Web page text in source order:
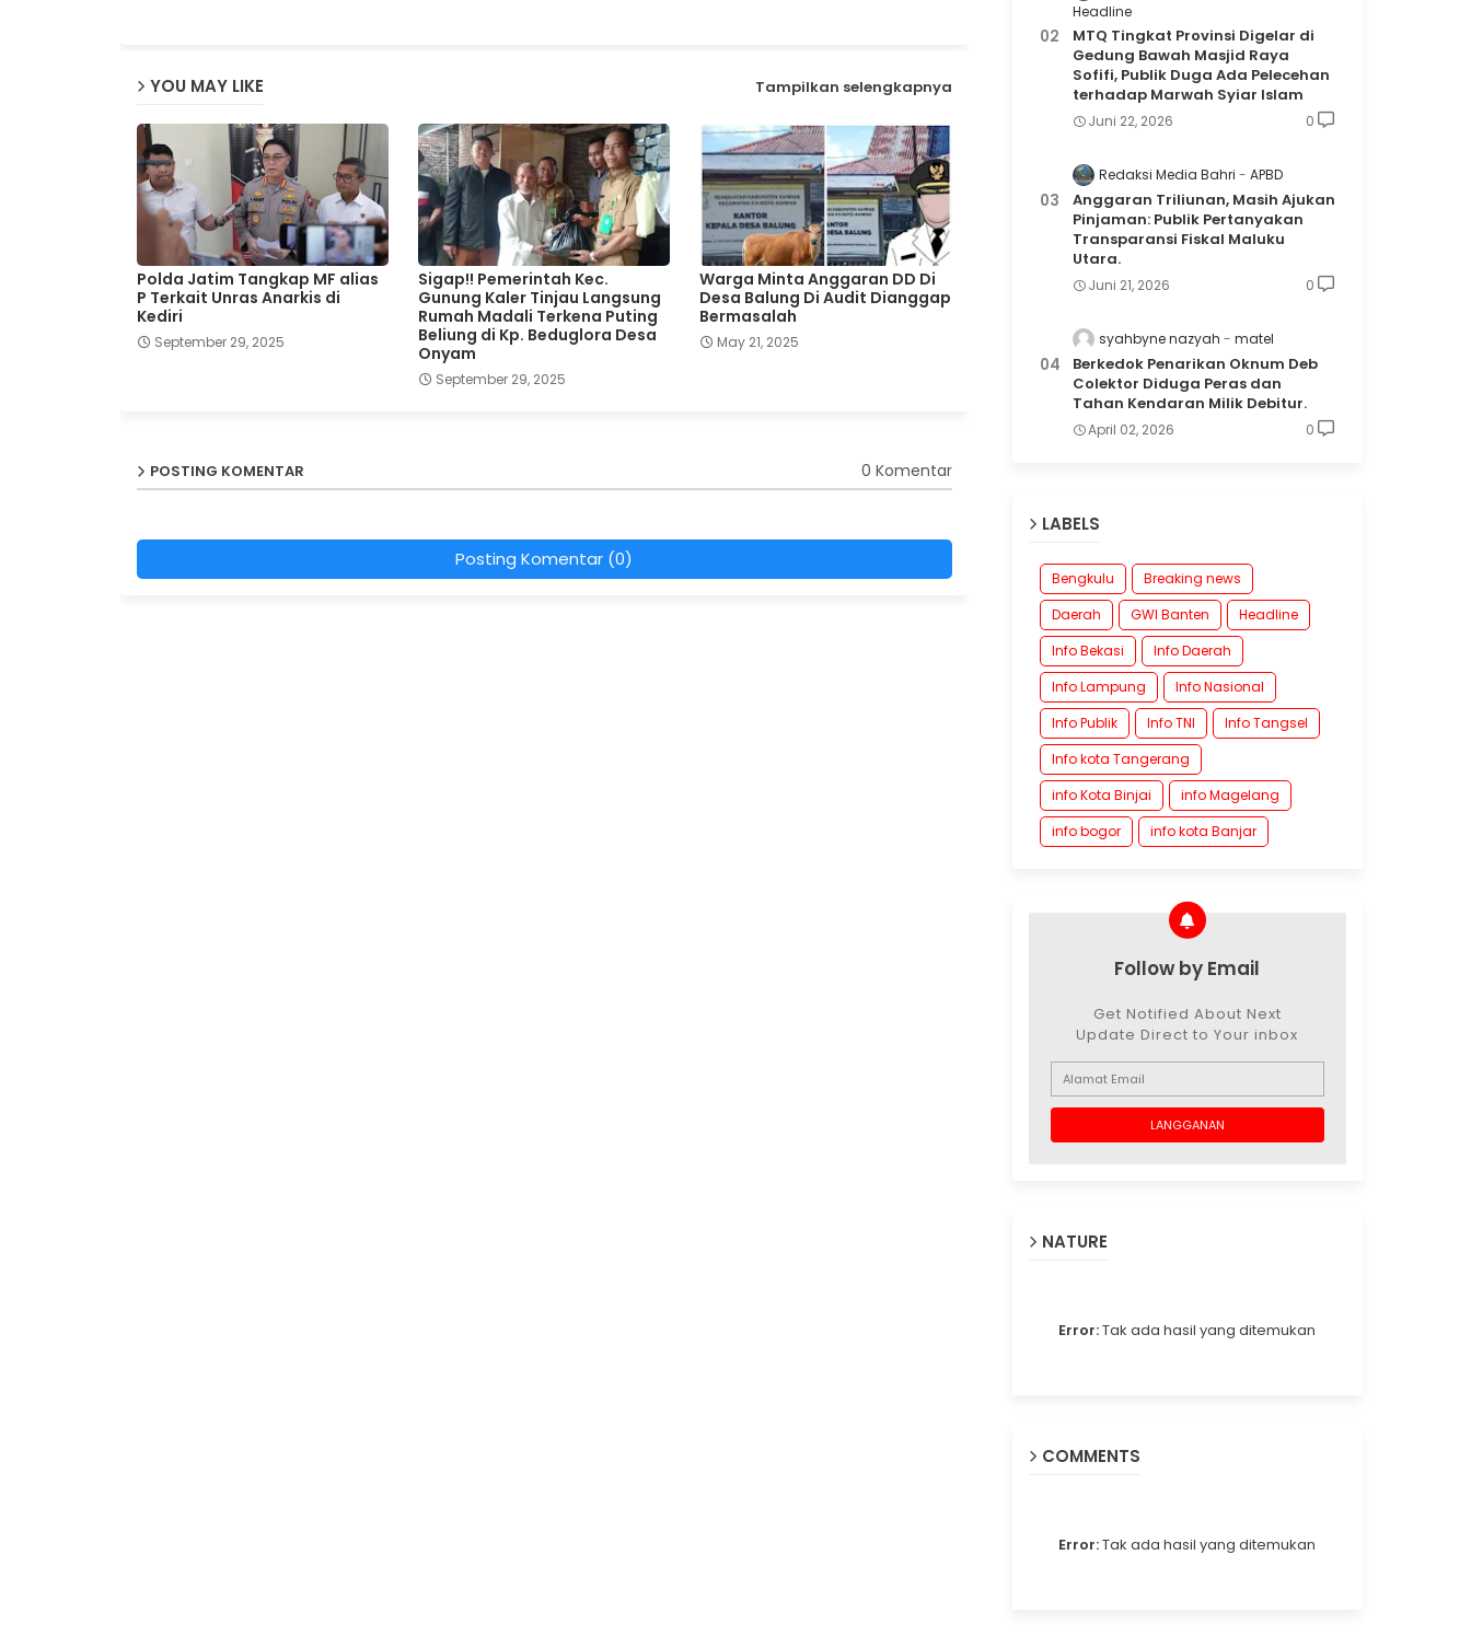
YOU MAY LIKE Tampilkan selengkapnya
Polda Jatim Tangkap MF alias
P Terkait Unras Anarkis di
Kediri
September 29, 2025
Sigap!! Pemerintah Kec.
Gunung Kaler Tinjau Langsung
Rumah Madali Terkena Puting
Beliung di Kp. Beduglora Desa
Onyam
September 29, 2025
Warga Minta Anggaran DD Di
Desa Balung Di Audit Dianggap
Bermasalah
May 21, 2025
POSTING KOMENTAR 0 Komentar
Posting Komentar (0)
Headline
MTQ Tingkat Provinsi Digelar di
Gedung Bawah Masjid Raya
Sofifi, Publik Duga Ada Pelecehan
terhadap Marwah Syiar Islam
Juni 22, 2026 0
Redaksi Media Bahri APBD
Anggaran Triliunan, Masih Ajukan
Pinjaman: Publik Pertanyakan
Transparansi Fiskal Maluku
Utara.
Juni 21, 2026 0
syahbyne nazyah matel
Berkedok Penarikan Oknum Deb
Colektor Diduga Peras dan
Tahan Kendaran Milik Debitur.
April 02, 2026 0
LABELS
Bengkulu
Breaking news
Daerah
GWI Banten
Headline
Info Bekasi
Info Daerah
Info Lampung
Info Nasional
Info Publik
Info TNI
Info Tangsel
Info kota Tangerang
info Kota Binjai
info Magelang
info bogor
info kota Banjar
Follow by Email
Get Notified About Next
Update Direct to Your inbox
NATURE
Error:Tak ada hasil yang ditemukan
COMMENTS
Error:Tak ada hasil yang ditemukan